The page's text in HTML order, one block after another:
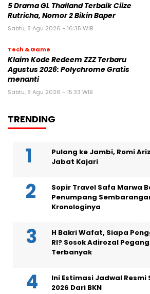
5 Drama GL Thailand Terbaik Ciize
Rutricha, Nomor 2 Bikin Baper
Sabtu, 8 Agu 2026 - 16:35 WIB
Tech & Game
Klaim Kode Redeem ZZZ Terbaru
Agustus 2026: Polychrome Gratis
menanti
Sabtu, 8 Agu 2026 - 15:33 WIB
TRENDING
Pulang ke Jambi, Romi
Jabat Kajari
Sopir Travel Safa Marwa
Penumpang
Kronologinya
H Bakri Wafat, Siapa
RI? Sosok Adirozal
Terbanyak
Ini Estimasi Jadwal Resmi
2026 Dari BKN